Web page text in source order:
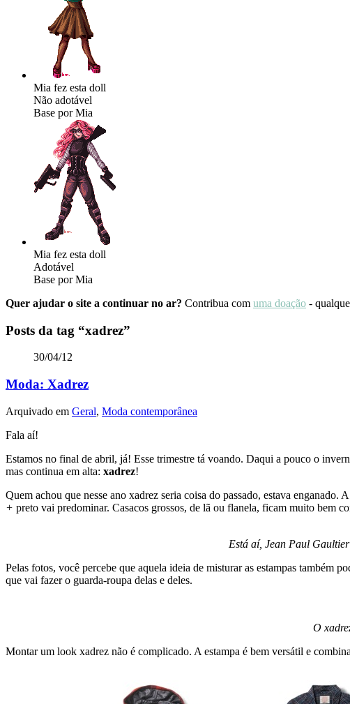
Mia fez esta doll
Não adotável
Base por Mia
Mia fez esta doll
Adotável
Base por Mia
Quer ajudar o site a continuar no ar? Contribua com uma doação -
Posts da tag “xadrez”
30/04/12
Moda: Xadrez
Arquivado em Geral, Moda contemporânea
Fala aí!
Estamos no final de abril, já! Esse trimestre tá voando. Daqui a pouco o
mas continua em alta: xadrez!
Quem achou que nesse ano xadrez seria coisa do passado, estava
+ preto vai predominar. Casacos grossos, de lã ou flanela, ficam muito bem
Está aí, Jean Paul
Pelas fotos, você percebe que aquela ideia de misturar as estampas também
que vai fazer o guarda-roupa delas e deles.
O
Montar um look xadrez não é complicado. A estampa é bem versátil e